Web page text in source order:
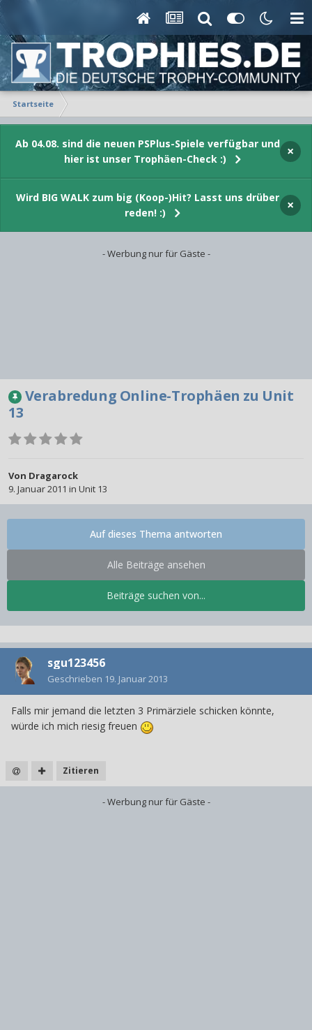
Startseite
Ab 04.08. sind die neuen PSPlus-Spiele verfügbar und
hier ist unser Trophäen-Check :)
×
Wird BIG WALK zum big (Koop-)Hit? Lasst uns drüber
reden! :)
×
- Werbung nur für Gäste -
Verabredung Online-Trophäen zu Unit
13
Von Dragarock
9. Januar 2011 in Unit 13
Beiträge suchen von...
Alle Beiträge ansehen
Auf dieses Thema antworten
sgu123456
Geschrieben 19. Januar 2013
Falls mir jemand die letzten 3 Primärziele schicken könnte,
würde ich mich riesig freuen
Zitieren
- Werbung nur für Gäste -